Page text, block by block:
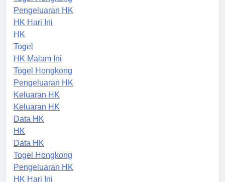
Togel Hongkong
Pengeluaran HK
HK Hari Ini
HK
Togel
HK Malam Ini
Togel Hongkong
Pengeluaran HK
Keluaran HK
Keluaran HK
Data HK
HK
Data HK
Togel Hongkong
Pengeluaran HK